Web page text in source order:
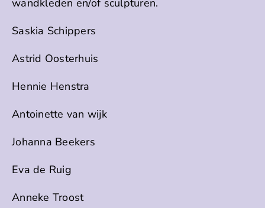
wandkleden en/of sculpturen.
Saskia Schippers
Astrid Oosterhuis
Hennie Henstra
Antoinette van wijk
Johanna Beekers
Eva de Ruig
Anneke Troost